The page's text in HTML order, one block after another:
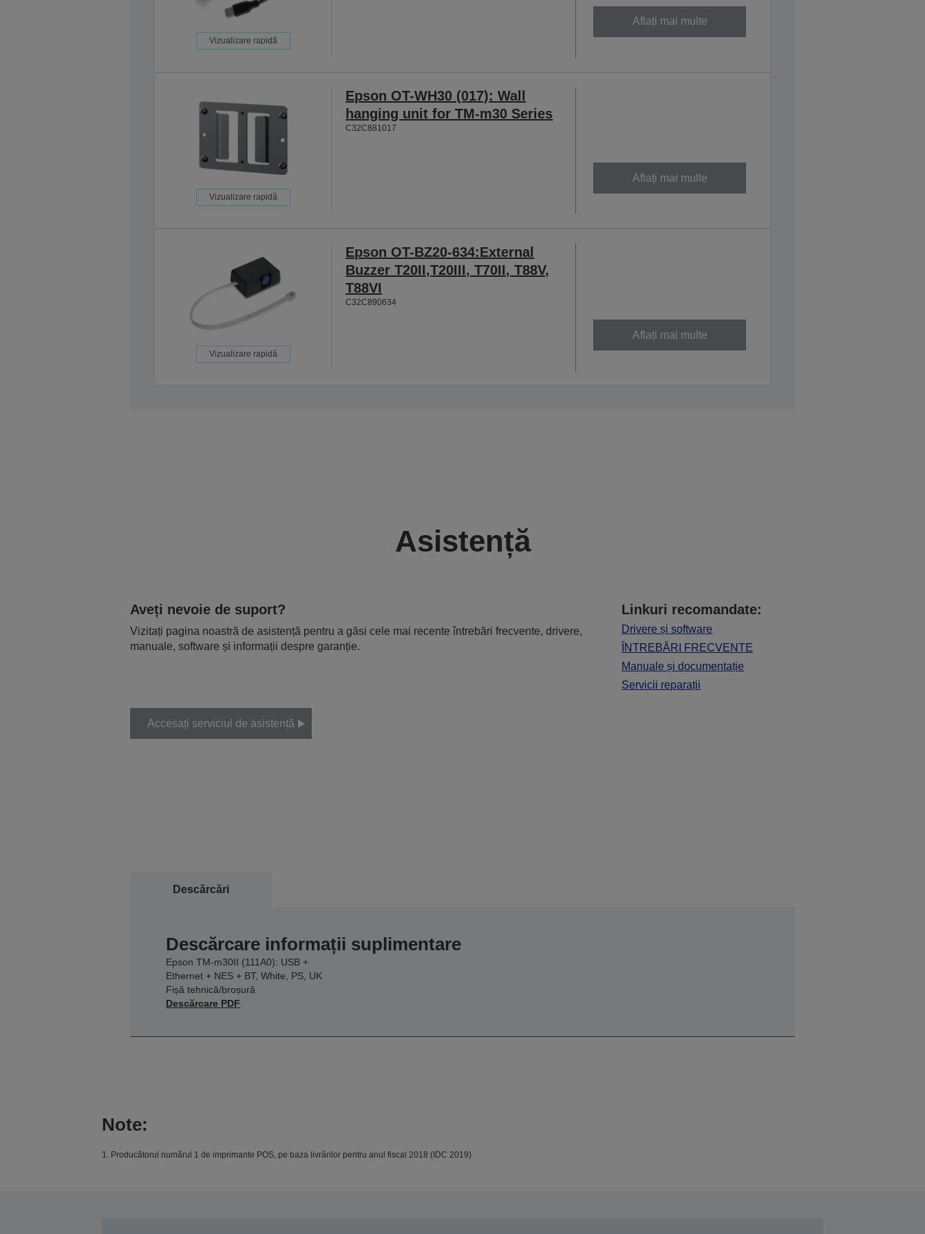
Vizualizare rapidă
Aflați mai multe
Vizualizare rapidă
Epson OT-WH30 (017): Wall
hanging unit for TM-m30 Series
C32C881017
Aflați mai multe
Vizualizare rapidă
Epson OT-BZ20-634:External
Buzzer T20II,T20III, T70II, T88V,
T88VI
C32C890634
Aflați mai multe
Asistență
Aveți nevoie de suport?
Vizitați pagina noastră de asistență pentru a găsi cele mai recente întrebări frecvente, drivere,
manuale, software și informații despre garanție.
Linkuri recomandate:
Drivere și software
ÎNTREBĂRI FRECVENTE
Manuale și documentație
Servicii reparații
Accesați serviciul de asistență
Descărcări
Descărcare informații suplimentare
Epson TM-m30II (111A0): USB +
Ethernet + NES + BT, White, PS, UK
Fișă tehnică/broșură
Descărcare PDF
Note:
1. Producătorul numărul 1 de imprimante POS, pe baza livrărilor pentru anul fiscal 2018 (IDC 2019)